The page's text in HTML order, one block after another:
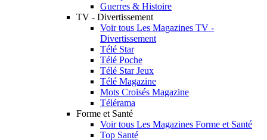
Guerres & Histoire
TV - Divertissement
Voir tous Les Magazines TV -
Divertissement
Télé Star
Télé Poche
Télé Star Jeux
Télé Magazine
Mots Croisés Magazine
Télérama
Forme et Santé
Voir tous Les Magazines Forme et Santé
Top Santé